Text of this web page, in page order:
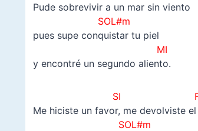
Pude sobrevivir a un mar sin viento
SOL#m
pues supe conquistar tu piel
MI
y encontré un segundo aliento.
SI FA#/
Me hiciste un favor, me devolviste
SOL#m